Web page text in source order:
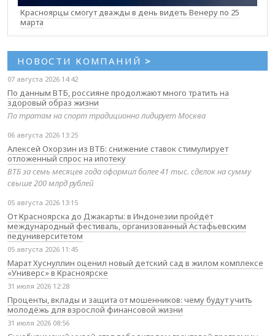
Красноярцы смогут дважды в день видеть Венеру по 25
марта
НОВОСТИ КОМПАНИЙ >
07 августа 2026 14:42
По данным ВТБ, россияне продолжают много тратить на
здоровый образ жизни
По тратам на спорт традиционно лидирует Москва
06 августа 2026 13:25
Алексей Охорзин из ВТБ: снижение ставок стимулирует
отложенный спрос на ипотеку
ВТБ за семь месяцев года оформил более 41 тыс. сделок на сумму
свыше 200 млрд рублей
05 августа 2026 13:15
От Красноярска до Джакарты: в Индонезии пройдёт
международный фестиваль, организованный Астафьевским
педуниверситетом
05 августа 2026 11:45
Марат Хуснуллин оценил новый детский сад в жилом комплексе
«Универс» в Красноярске
31 июля 2026 12:28
Проценты, вклады и защита от мошенников: чему будут учить
молодёжь для взрослой финансовой жизни
31 июля 2026 08:56